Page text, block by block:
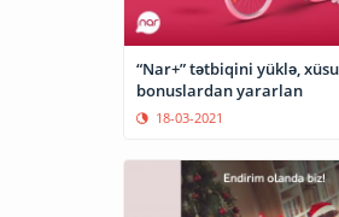
“Nar+” tətbiqini yüklə,
bonuslardan yararlan
18-03-2021